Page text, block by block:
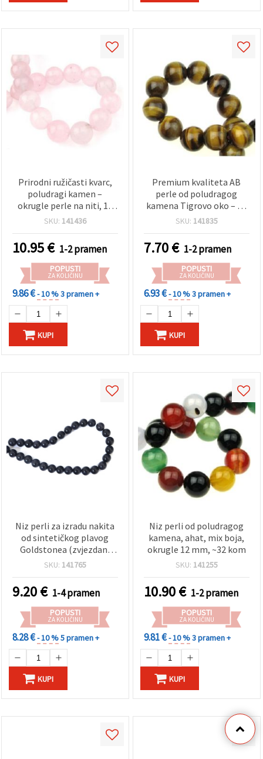
Prirodni ružičasti kvarc,
poludragi kamen –
okrugle perle na niti, 14
mm, oko 28 kom, za
SKU: 141436
10.95€ 1-2 pramen
POPUSTI
ZA KOLIČINU
9.86 €- 10 %3 pramen +
KUPI
Premium kvaliteta AB
perle od poludragog
kamena Tigrovo oko – 12
mm okrugle prirodne
izradu nakita i kreativni
hobi
SKU: 141835
7.70€ 1-2 pramen
POPUSTI
ZA KOLIČINU
6.93 €- 10 %3 pramen +
KUPI
Niz perli za izradu nakita
od sintetičkog plavog
Goldstonea (zvjezdani
kamen), bojene u
okrugle 12 mm, oko 32
kom – Kozmični sjaj
SKU: 141765
9.20€ 1-4 pramen
POPUSTI
ZA KOLIČINU
8.28 €- 10 %5 pramen +
KUPI
Niz perli od poludragog
kamena, ahat, mix boja,
okrugle 12 mm, ~32 kom
SKU: 141255
10.90€ 1-2 pramen
POPUSTI
ZA KOLIČINU
9.81 €- 10 %3 pramen +
KUPI